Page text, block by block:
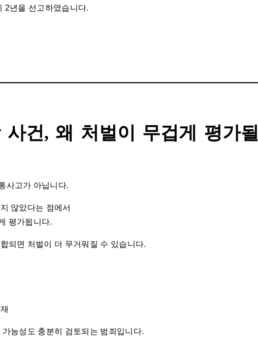
2년을 선고하였습니다.
사건, 왜 처벌이 무겁게 평가될
사고가 아닙니다.
않았다는 점에서
평가됩니다.
되면 처벌이 더 무거워질 수 있습니다.
능성도 충분히 검토되는 범죄입니다.